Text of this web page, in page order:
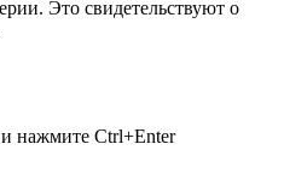
Это свидетельствуют о
нажмите Ctrl+Enter